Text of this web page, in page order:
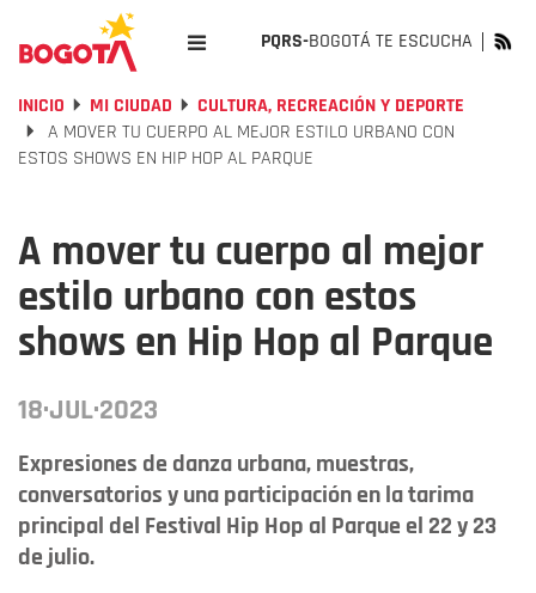
PQRS-BOGOTÁ TE ESCUCHA
INICIO MI CIUDAD
CULTURA, RECREACIÓN Y DEPORTE
A MOVER TU CUERPO AL MEJOR ESTILO URBANO CON
ESTOS SHOWS EN HIP HOP AL PARQUE
A mover tu cuerpo al mejor
estilo urbano con estos
shows en Hip Hop al Parque
18·JUL·2023
Expresiones de danza urbana, muestras,
conversatorios y una participación en la tarima
principal del Festival Hip Hop al Parque el 22 y 23
de julio.